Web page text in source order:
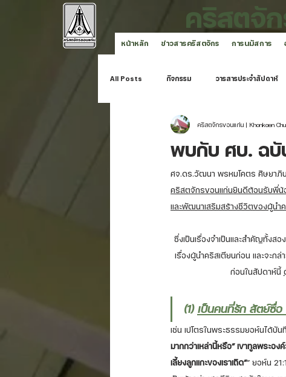
คริสตจัก
หน้าหลัก ข่าวสารคริสตจักร การนมัสการ
All Posts กิจกรรม วารสารประจำสัปดาห์
คริสตจักรขอนแก่น
พบกับ ศบ. ฉบั
คริสตจักรขอนแก่น | Khonkaen
ศจ.ดร.วัฒนา พรหมโคตร ศิษยาภิ
คริสตจักรขอนแก่นยินดีต้อนรับพี่น้อ
และพัฒนาเสริมสร้างชีวิตของผู้นำ
ซึ่งเป็นเรื่องจำเป็นและสำคัญทั้งส
เรื่องผู้นำคริสเตียนก่อน และจะก
ก่อนในสัปดาห์นี้
(1) เป็นคนที่รัก สัตย์ซื่อ
เช่น เปโตรในพระธรรมยอห์นได้บัน
มากกว่าเหล่านี้หรือ” เขาทูลพระอ
เลี้ยงลูกแกะของเราเถิด”” ยอห์น